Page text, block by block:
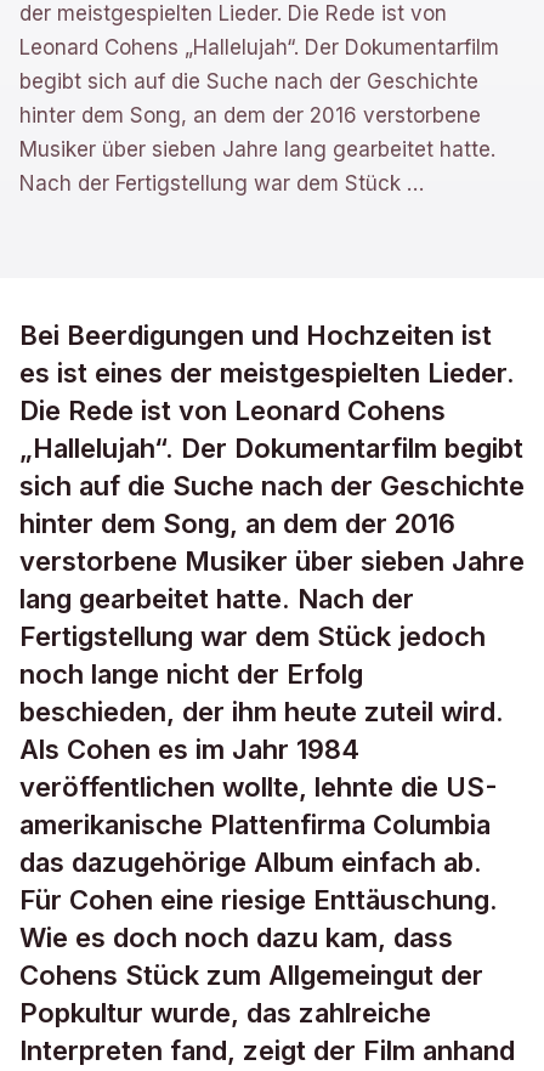
der meistgespielten Lieder. Die Rede ist von
Leonard Cohens „Hallelujah“. Der Dokumentarfilm
begibt sich auf die Suche nach der Geschichte
hinter dem Song, an dem der 2016 verstorbene
Musiker über sieben Jahre lang gearbeitet hatte.
Nach der Fertigstellung war dem Stück …
Bei Beerdigungen und Hochzeiten ist
es ist eines der meistgespielten Lieder.
Die Rede ist von Leonard Cohens
„Hallelujah“. Der Dokumentarfilm begibt
sich auf die Suche nach der Geschichte
hinter dem Song, an dem der 2016
verstorbene Musiker über sieben Jahre
lang gearbeitet hatte. Nach der
Fertigstellung war dem Stück jedoch
noch lange nicht der Erfolg
beschieden, der ihm heute zuteil wird.
Als Cohen es im Jahr 1984
veröffentlichen wollte, lehnte die US-
amerikanische Plattenfirma Columbia
das dazugehörige Album einfach ab.
Für Cohen eine riesige Enttäuschung.
Wie es doch noch dazu kam, dass
Cohens Stück zum Allgemeingut der
Popkultur wurde, das zahlreiche
Interpreten fand, zeigt der Film anhand